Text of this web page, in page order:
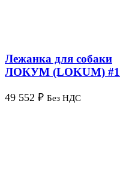
Лежанка для собаки
ЛОКУМ (LOKUM) #1
49 552 ₽ Без НДС